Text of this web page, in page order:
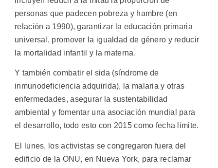
personas que padecen pobreza y hambre (en
relación a 1990), garantizar la educación primaria
universal, promover la igualdad de género y reducir
la mortalidad infantil y la materna.
Y también combatir el sida (síndrome de
inmunodeficiencia adquirida), la malaria y otras
enfermedades, asegurar la sustentabilidad
ambiental y fomentar una asociación mundial para
el desarrollo, todo esto con 2015 como fecha límite.
El lunes, los activistas se congregaron fuera del
edificio de la ONU, en Nueva York, para reclamar